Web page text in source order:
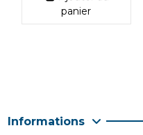
panier
Informations